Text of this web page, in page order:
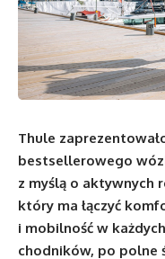
Thule
bestsellerowego
z myślą o aktywnych
który ma łączyć
i mobilność w
chodników, po polne